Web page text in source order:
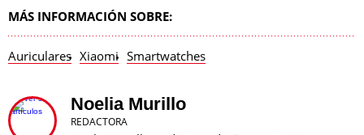
MÁS INFORMACIÓN SOBRE:
Auriculares Xiaomi Smartwatches
Noelia Murillo
REDACTORA